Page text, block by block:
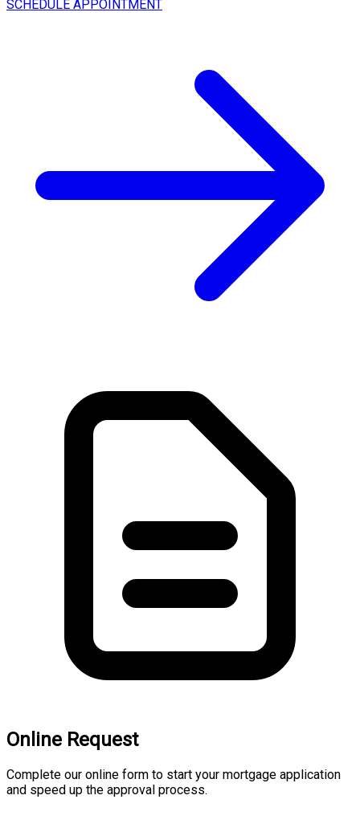
SCHEDULE APPOINTMENT
Online Request
Complete our online form to start your mortgage application
and speed up the approval process.